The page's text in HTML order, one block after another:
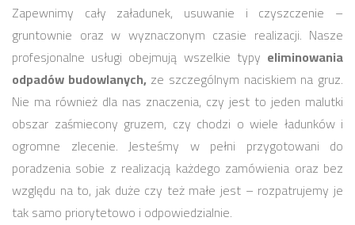
Zapewnimy cały załadunek, usuwanie i czyszczenie –
gruntownie oraz w wyznaczonym czasie realizacji. Nasze
profesjonalne usługi obejmują wszelkie typy eliminowania
odpadów budowlanych,ze szczególnym naciskiem na gruz.
Nie ma również dla nas znaczenia, czy jest to jeden malutki
obszar zaśmiecony gruzem, czy chodzi o wiele ładunków i
ogromne zlecenie. Jesteśmy w pełni przygotowani do
poradzenia sobie z realizacją każdego zamówienia oraz bez
względu na to, jak duże czy też małe jest – rozpatrujemy je
tak samo priorytetowo i odpowiedzialnie.